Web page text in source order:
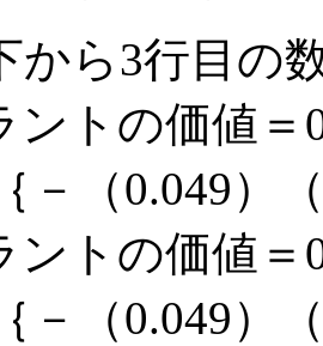
ら3行目の
トの価値＝
－（0.049）
トの価値＝
－（0.049）